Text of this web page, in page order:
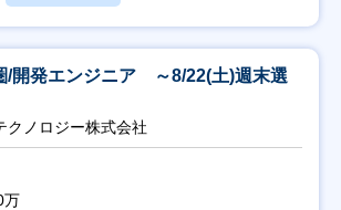
/開発エンジニア ～8/22(土)週末選
クノロジー株式会社
万